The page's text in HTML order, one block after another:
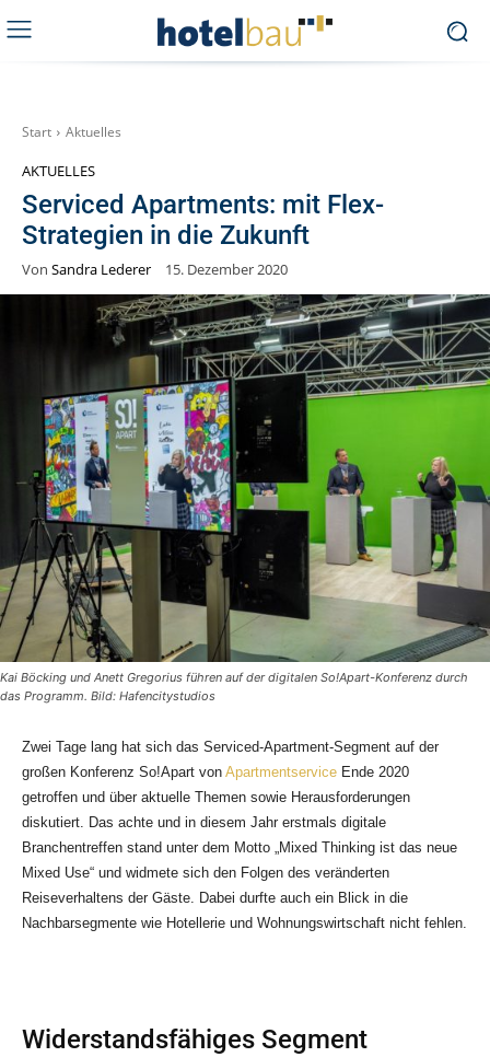
Start Aktuelles
AKTUELLES
Serviced Apartments: mit Flex-
Strategien in die Zukunft
Von Sandra Lederer 15. Dezember 2020
Kai Böcking und Anett Gregorius führen auf der digitalen So!Apart-Konferenz durch
das Programm. Bild: Hafencitystudios
Zwei Tage lang hat sich das Serviced-Apartment-Segment auf der
großen Konferenz So!Apart von Apartmentservice Ende 2020
getroffen und über aktuelle Themen sowie Herausforderungen
diskutiert. Das achte und in diesem Jahr erstmals digitale
Branchentreffen stand unter dem Motto „Mixed Thinking ist das neue
Mixed Use“ und widmete sich den Folgen des veränderten
Reiseverhaltens der Gäste. Dabei durfte auch ein Blick in die
Nachbarsegmente wie Hotellerie und Wohnungswirtschaft nicht fehlen.
Widerstandsfähiges Segment